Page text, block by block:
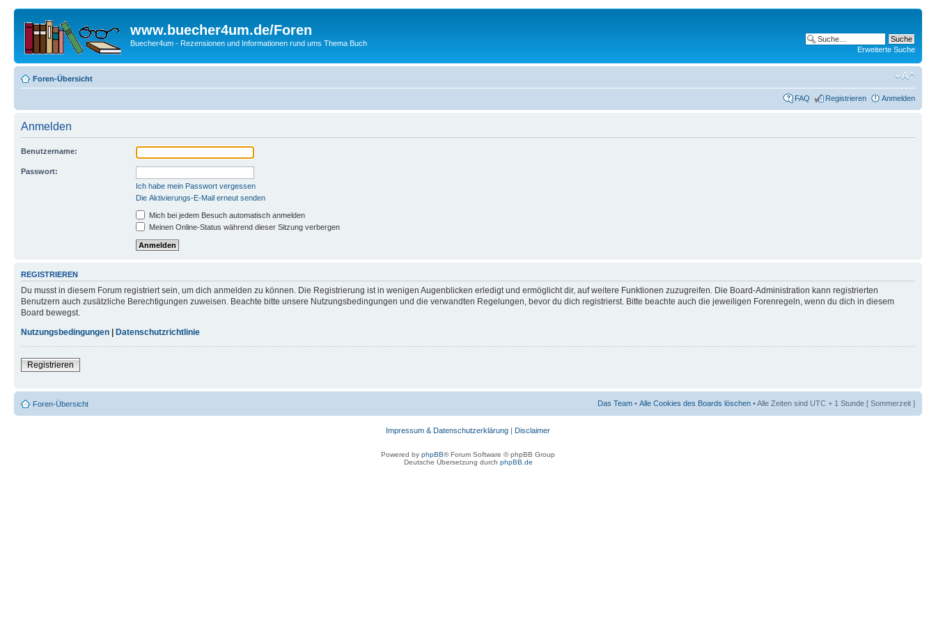
www.buecher4um.de/Foren
Buecher4um - Rezensionen und Informationen rund ums Thema Buch
Erweiterte Suche
Foren-Übersicht
FAQ Registrieren Anmelden
Anmelden
Benutzername:
Passwort:
Ich habe mein Passwort vergessen
Die Aktivierungs-E-Mail erneut senden
Mich bei jedem Besuch automatisch anmelden
Meinen Online-Status während dieser Sitzung verbergen
REGISTRIEREN
Du musst in diesem Forum registriert sein, um dich anmelden zu können. Die Registrierung ist in wenigen Augenblicken erledigt und ermöglicht dir, auf weitere Funktionen zuzugreifen. Die Board-Administration kann registrierten
Benutzern auch zusätzliche Berechtigungen zuweisen. Beachte bitte unsere Nutzungsbedingungen und die verwandten Regelungen, bevor du dich registrierst. Bitte beachte auch die jeweiligen Forenregeln, wenn du dich in diesem
Board bewegst.
Nutzungsbedingungen
Datenschutzrichtlinie
Registrieren
Foren-Übersicht Das Team • Alle Cookies des Boards löschen • Alle Zeiten sind UTC + 1 Stunde [ Sommerzeit ]
Impressum & Datenschutzerklärung | Disclaimer
Powered by phpBB® Forum Software © phpBB Group
Deutsche Übersetzung durch phpBB.de